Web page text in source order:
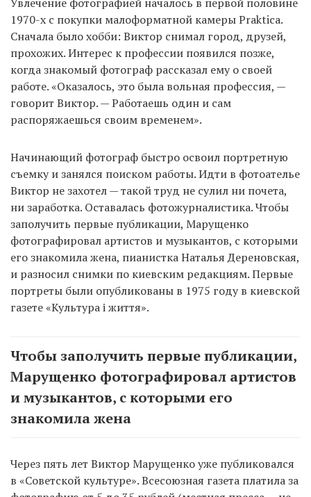
1970-х с покупки малоформатной камеры Praktica.
Сначала было хобби: Виктор снимал город, друзей,
прохожих. Интерес к профессии появился позже,
когда знакомый фотограф рассказал ему о своей
работе. «Оказалось, это была вольная профессия, —
говорит Виктор. — Работаешь один и сам
распоряжаешься своим временем».
Начинающий фотограф быстро освоил портретную
съемку и занялся поиском работы. Идти в фотоателье
Виктор не захотел — такой труд не сулил ни почета,
ни заработка. Оставалась фотожурналистика. Чтобы
заполучить первые публикации, Марущенко
фотографировал артистов и музыкантов, с которыми
его знакомила жена, пианистка Наталья Дереновская,
и разносил снимки по киевским редакциям. Первые
портреты были опубликованы в 1975 году в киевской
газете «Культура і життя».
Чтобы заполучить первые публикации,
Марущенко фотографировал артистов
и музыкантов, с которыми его
знакомила жена
Через пять лет Виктор Марущенко уже публиковался
в «Советской культуре». Всесоюзная газета платила за